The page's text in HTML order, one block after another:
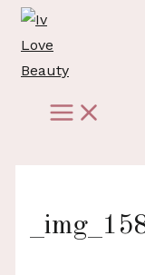
Přeskočit
na
obsah
Main
Menu